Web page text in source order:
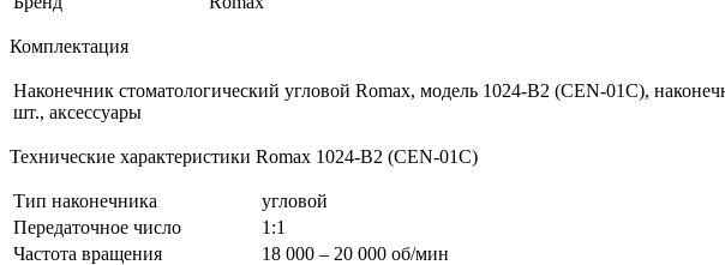
Комплектация
Наконечник стоматологический угловой Romax, модель 1024-B2 (CEN-01C),
шт., аксессуары
Технические характеристики Romax 1024-B2 (CEN-01C)
Тип наконечника
угловой
Передаточное число
1:1
Частота вращения
18 000 – 20 000 об/мин